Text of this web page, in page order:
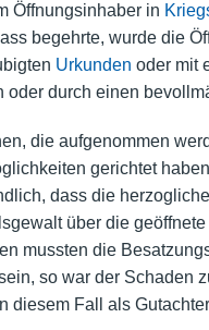
Öffnungsinhaber in
begehrte, wurde die
Urkunden oder mit
oder durch einen
die aufgenommen
gerichtet
dass die
über die
mussten die
so war der Schaden
diesem Fall als